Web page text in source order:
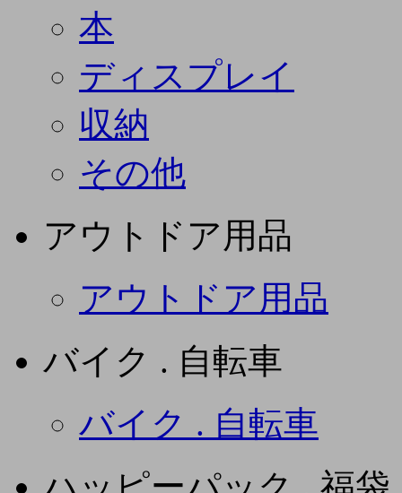
本
ディスプレイ
収納
その他
アウトドア用品
アウトドア用品
バイク . 自転車
バイク . 自転車